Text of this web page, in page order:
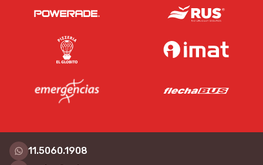
11.5060.1908